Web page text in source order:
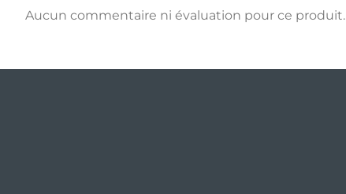
Aucun commentaire ni évaluation pour ce produit.